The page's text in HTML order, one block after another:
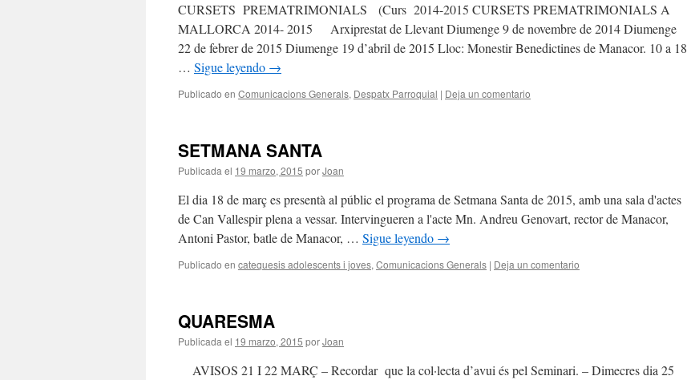
CURSETS PREMATRIMONIALS (Curs 2014-2015 CURSETS PREMATRIMONIALS A
MALLORCA 2014- 2015 Arxiprestat de Llevant Diumenge 9 de novembre de 2014 Diumenge
22 de febrer de 2015 Diumenge 19 d’abril de 2015 Lloc: Monestir Benedictines de Manacor. 10 a 18
… Sigue leyendo →
Publicado en Comunicacions Generals, Despatx Parroquial | Deja un comentario
SETMANA SANTA
Publicada el 19 marzo, 2015 porJoan
El dia 18 de març es presentà al públic el programa de Setmana Santa de 2015, amb una sala d'actes
de Can Vallespir plena a vessar. Intervingueren a l'acte Mn. Andreu Genovart, rector de Manacor,
Antoni Pastor, batle de Manacor, … Sigue leyendo →
Publicado en catequesis adolescents i joves, Comunicacions Generals | Deja un comentario
QUARESMA
Publicada el 19 marzo, 2015 porJoan
AVISOS 21 I 22 MARÇ – Recordar que la col·lecta d’avui és pel Seminari. – Dimecres dia 25